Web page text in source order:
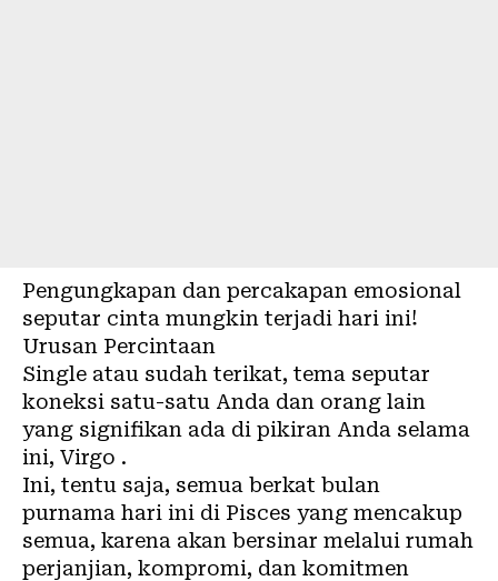
Pengungkapan dan percakapan emosional
seputar cinta mungkin terjadi hari ini!
Urusan Percintaan
Single atau sudah terikat, tema seputar
koneksi satu-satu Anda dan orang lain
yang signifikan ada di pikiran Anda selama
ini, Virgo .
Ini, tentu saja, semua berkat bulan
purnama hari ini di Pisces yang mencakup
semua, karena akan bersinar melalui rumah
perjanjian, kompromi, dan komitmen